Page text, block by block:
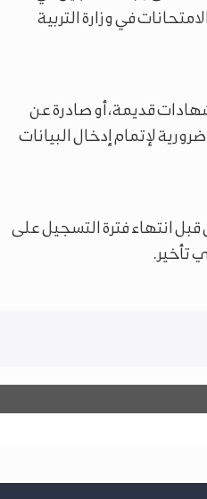
في وزارة التربية
قديمة، أو صادرة عن
لإتمام إدخال البيانات
انتهاء فترة التسجيل على
تأخير.